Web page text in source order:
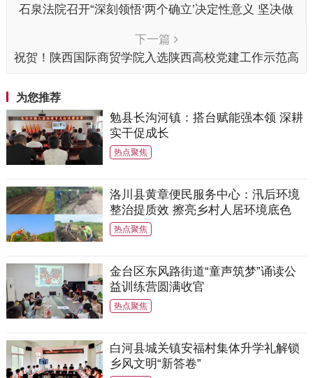
石泉法院召开“深刻领悟‘两个确立’决定性意义 坚决做
下一篇
祝贺！陕西国际商贸学院入选陕西高校党建工作示范高
为您推荐
勉县长沟河镇：搭台赋能强本领 深耕
实干促成长
热点聚焦
洛川县黄章便民服务中心：汛后环境
整治提质效 擦亮乡村人居环境底色
热点聚焦
金台区东风路街道“童声筑梦”诵读公
益训练营圆满收官
热点聚焦
白河县城关镇安福村集体升学礼解锁
乡风文明“新答卷”